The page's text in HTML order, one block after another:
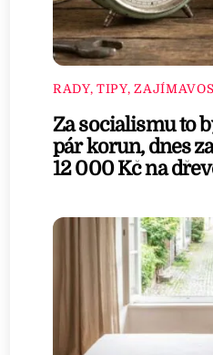
RADY, TIPY,
Za socialismu to
pár korun, dnes
12 000 Kč na